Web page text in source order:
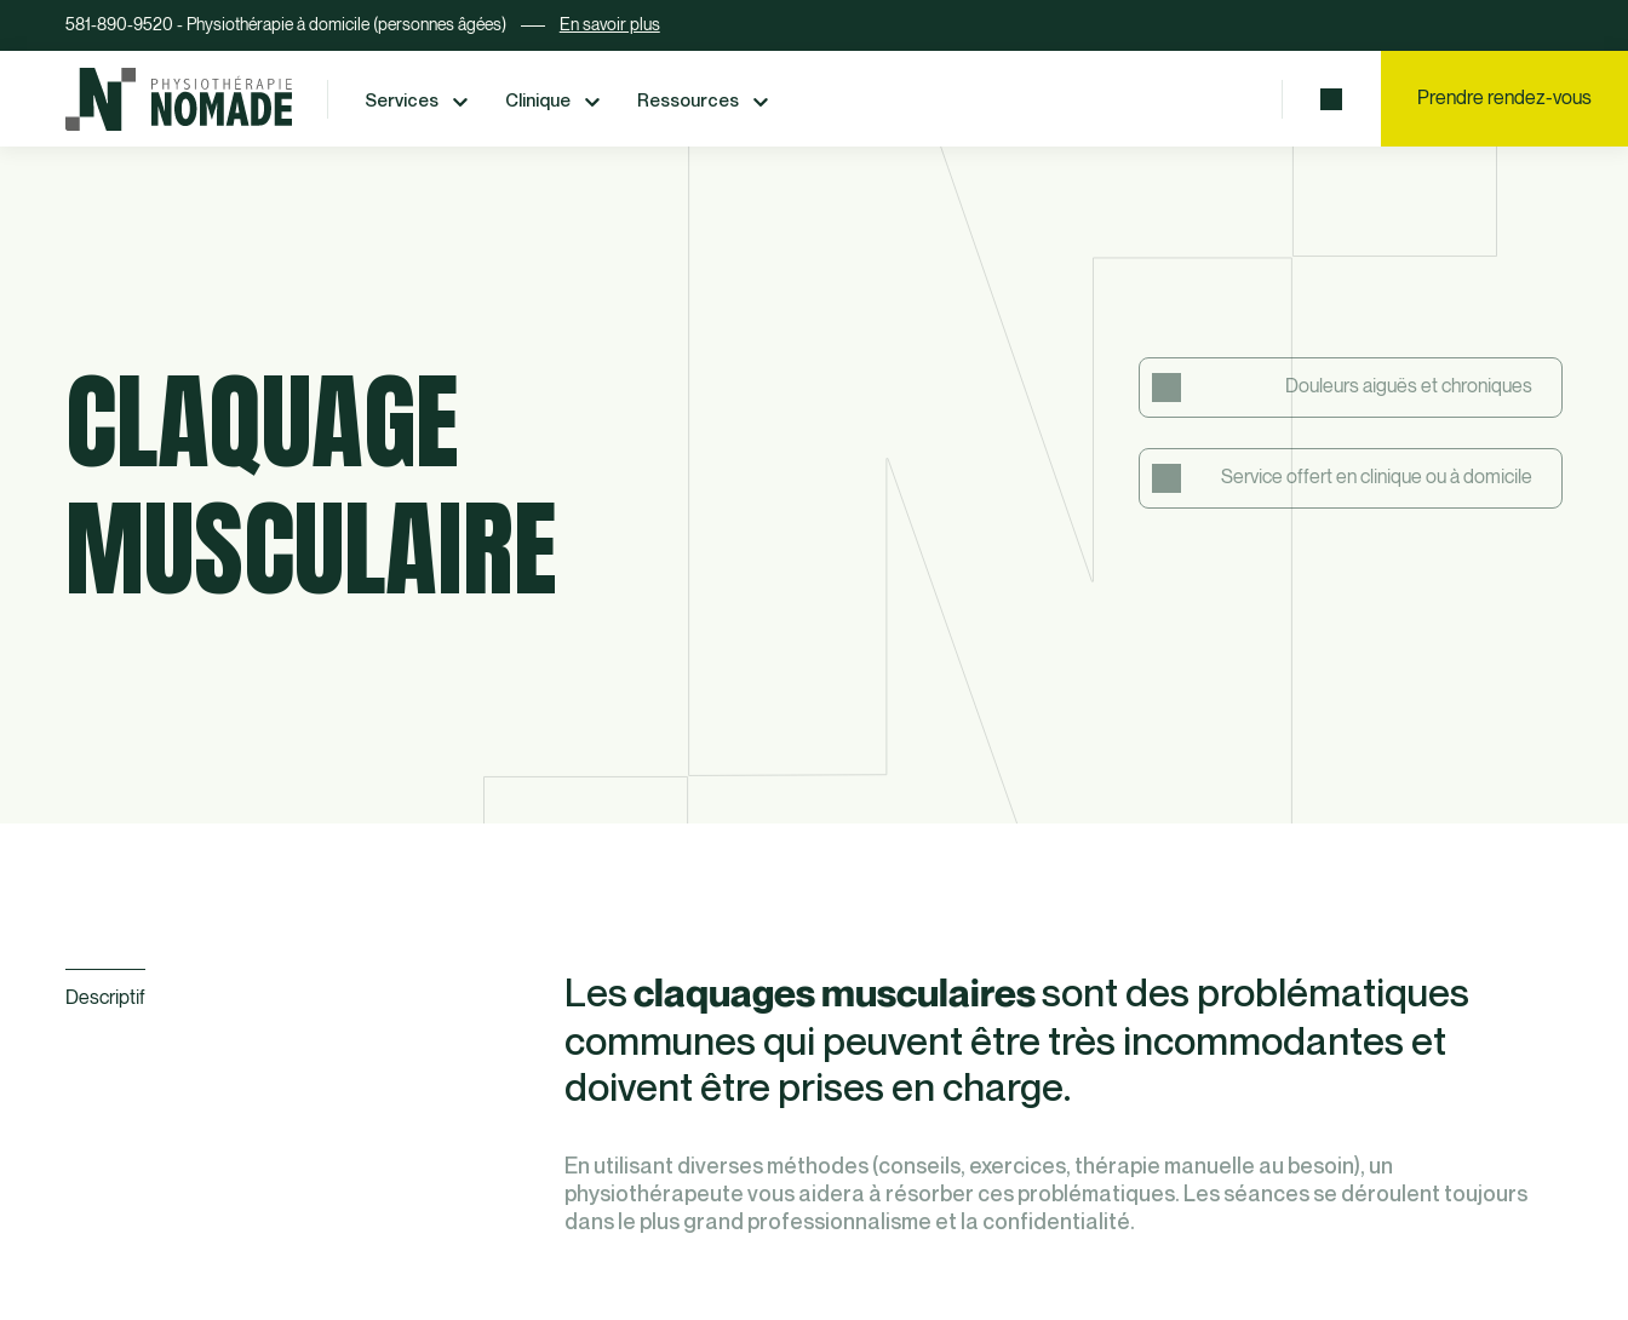
581-890-9520 - Physiothérapie à domicile (personnes âgées) En savoir plus
Services Clinique Ressources Prendre rendez-vous
CLAQUAGE
MUSCULAIRE
Douleurs aiguës et chroniques
Service offert en clinique ou à domicile
Descriptif Lesclaquages musculairessont des problématiques
communes qui peuvent être très incommodantes et
doivent être prises en charge.
En utilisant diverses méthodes (conseils, exercices, thérapie manuelle au besoin), un
physiothérapeute vous aidera à résorber ces problématiques. Les séances se déroulent toujours
dans le plus grand professionnalisme et la confidentialité.